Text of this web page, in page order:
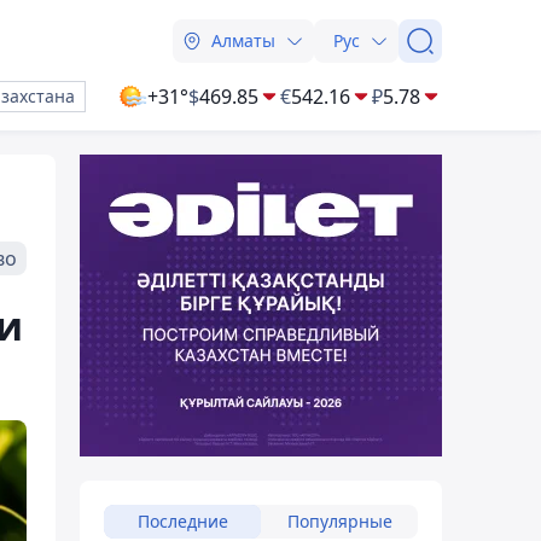
Алматы Рус
+31°$469.85 €542.16 ₽5.78
Последние Популярные